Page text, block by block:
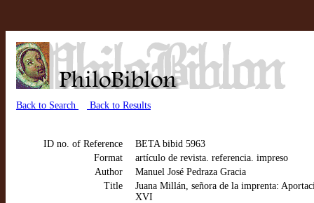
Back to Search Back to Results
ID no. of Reference
BETA bibid 5963
Format
artículo de revista. referencia. impreso
Author
Manuel José Pedraza Gracia
Title
Juana Millán, señora de la imprenta:
XVI